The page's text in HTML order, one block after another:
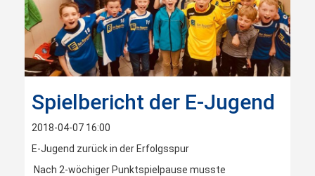
Spielbericht der E-Jugend
2018-04-07 16:00
E-Jugend zurück in der Erfolgsspur
Nach 2-wöchiger Punktspielpause musste